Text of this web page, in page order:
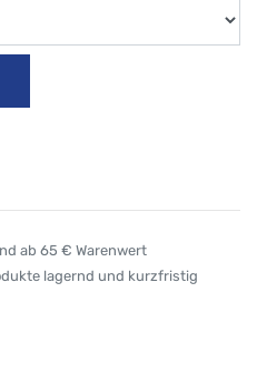
ab 65 € Warenwert
lagernd und kurzfristig